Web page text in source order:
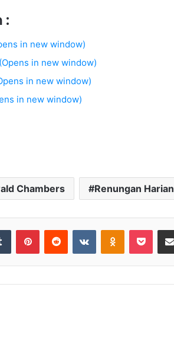
:
in new window)
in new window)
in new window)
in new window)
Chambers Renungan Harian